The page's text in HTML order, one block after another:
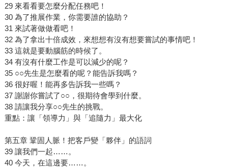
29 來看看要怎麼分配任務吧！
30 為了推展作業，你需要誰的協助？
31 來試著做做看吧！
32 為了拿出十倍成效，來想想有沒有想要嘗試的事情吧！
33 這就是要動腦筋的時候了。
34 有沒有什麼工作是可以減少的呢？
35 ○○先生是怎麼看的呢？能告訴我嗎？
36 很好喔！能再多告訴我一些嗎？
37 謝謝你嘗試了○○，很期待會學到什麼。
38 請讓我分享○○先生的挑戰。
重點：讓「領導力」與「追隨力」最大化
第五章 鞏固人脈！把客戶變「夥伴」的語詞
39 讓我們一起……。
40 今天，在這邊要……。